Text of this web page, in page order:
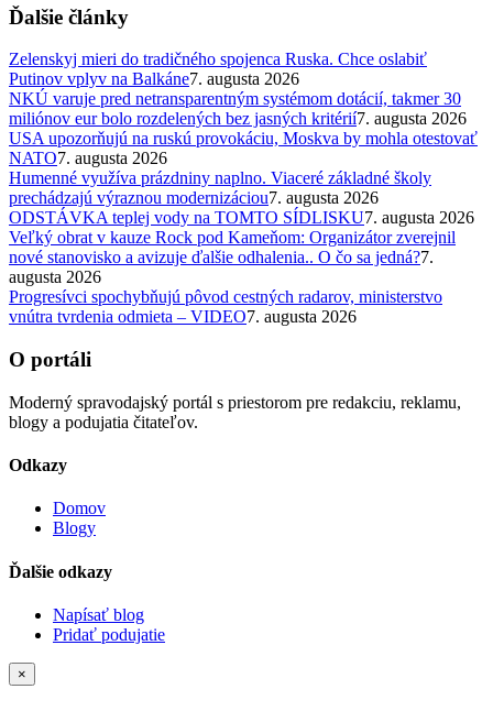
Ďalšie články
Zelenskyj mieri do tradičného spojenca Ruska. Chce oslabiť
Putinov vplyv na Balkáne7. augusta 2026
NKÚ varuje pred netransparentným systémom dotácií, takmer 30
miliónov eur bolo rozdelených bez jasných kritérií7. augusta 2026
USA upozorňujú na ruskú provokáciu, Moskva by mohla otestovať
NATO7. augusta 2026
Humenné využíva prázdniny naplno. Viaceré základné školy
prechádzajú výraznou modernizáciou7. augusta 2026
ODSTÁVKA teplej vody na TOMTO SÍDLISKU7. augusta 2026
Veľký obrat v kauze Rock pod Kameňom: Organizátor zverejnil
nové stanovisko a avizuje ďalšie odhalenia.. O čo sa jedná?7.
augusta 2026
Progresívci spochybňujú pôvod cestných radarov, ministerstvo
vnútra tvrdenia odmieta – VIDEO7. augusta 2026
O portáli
Moderný spravodajský portál s priestorom pre redakciu, reklamu,
blogy a podujatia čitateľov.
Odkazy
Domov
Blogy
Ďalšie odkazy
Napísať blog
Pridať podujatie
×